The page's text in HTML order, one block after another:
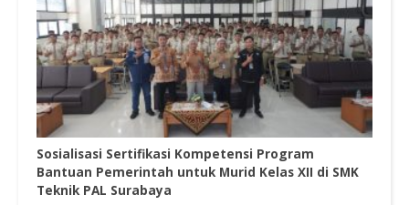
Sosialisasi Sertifikasi Kompetensi Program
Bantuan Pemerintah untuk Murid Kelas XII di SMK
Teknik PAL Surabaya